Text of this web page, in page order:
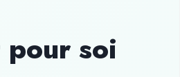
pour soi